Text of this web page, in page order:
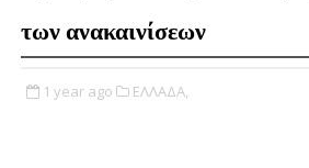
των ανακαινίσεων
1 year ago ΕΛΛΑΔΑ,